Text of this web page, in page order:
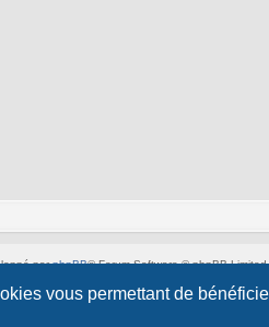
vous permettant de
parphpBB® Forum Software © phpBB Limited
Traduction française officielle© Qiaeru